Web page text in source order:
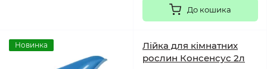
До кошика
Новинка
Лійка для кімнатних
рослин Консенсус 2л